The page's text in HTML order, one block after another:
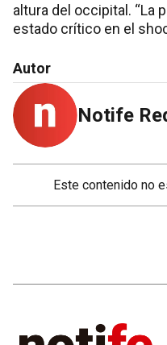
altura del occipital. “La
estado crítico en el
Autor
Notife
Este contenido no